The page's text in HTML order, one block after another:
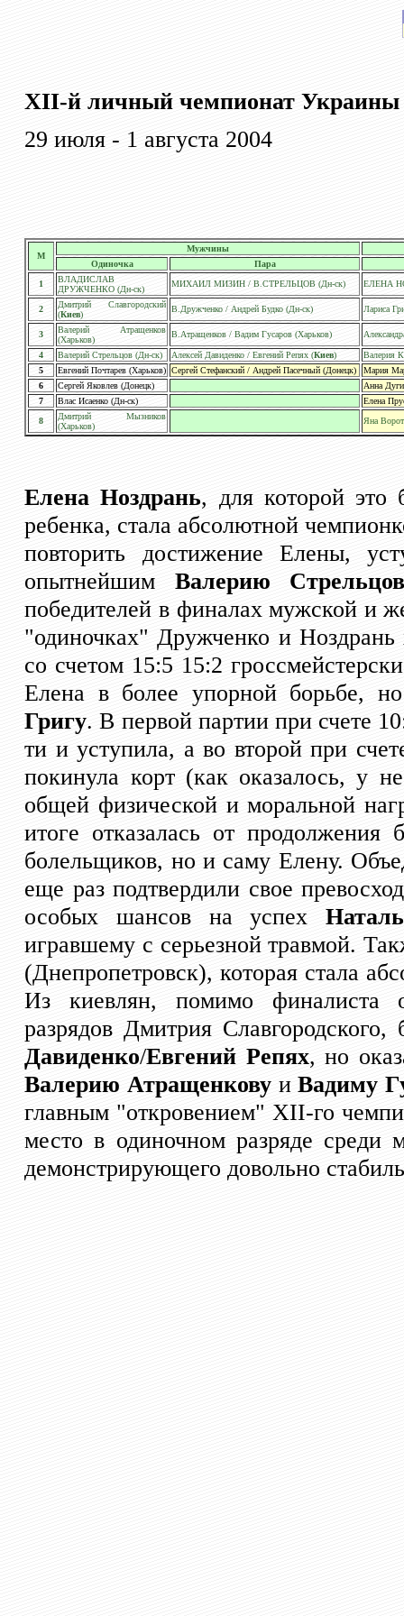
XII-й личный чемпионат Украины
29 июля - 1 августа 2004
М
Мужчины
Одиночка
Пара
1
ВЛАДИСЛАВ
ДРУЖЧЕНКО (Дн-ск)
МИХАИЛ МИЗИН / В.СТРЕЛЬЦОВ (Дн-ск) ЕЛЕНА
2
Дмитрий Славгородский
(Киев)
В.Дружченко / Андрей Будко (Дн-ск) Лариса
3
Валерий Атращенков
(Харьков)
В.Атращенков / Вадим Гусаров (Харьков)
4 Валерий Стрельцов (Дн-ск) Алексей Давиденко / Евгений Репях (Киев)
Валерия
5
Евгений Почтарев (Харьков) Сергей Стефанский / Андрей Пасечный (Донецк)
Мария
6
Сергей Яковлев (Донецк)
Анна
7
Влас Исаенко (Дн-ск)
Елена
8
Дмитрий Мызников
(Харьков)
Яна
Елена Ноздрань, для которой это
ребенка, стала абсолютной
повторить достижение Елены,
опытнейшим Валерию
победителей в финалах мужской и
"одиночках" Дружченко и Ноздрань
со счетом 15:5 15:2
Елена в более упорной борьбе,
Григу. В первой партии при счете
ти и уступила, а во второй при
покинула корт (как оказалось, у
общей физической и моральной
итоге отказалась от
болельщиков, но и саму Елену.
еще раз подтвердили свое
особых шансов на успех
игравшему с серьезной травмой.
(Днепропетровск), которая стала
Из киевлян, помимо финалиста
разрядов Дмитрия
Давиденко/Евгений Репях, но
Валерию АтращенковуиВадиму
главным "откровением" XII-го
место в одиночном разряде
демонстрирующего довольно